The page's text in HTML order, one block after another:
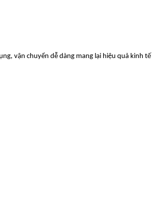
vận chuyển dễ dàng mang lại hiệu quả kinh tế